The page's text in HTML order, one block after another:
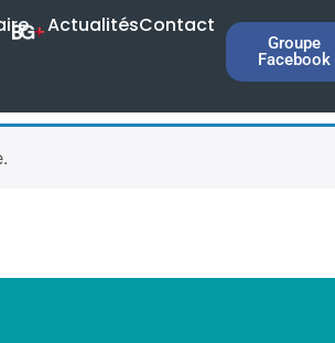
ActualitésContact
Groupe
Facebook